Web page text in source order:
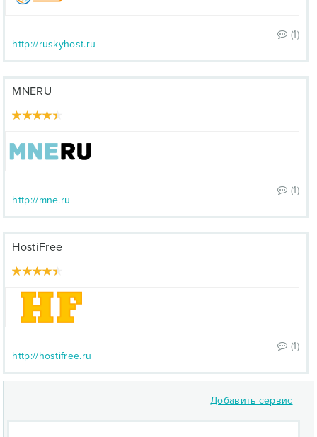
(1)
http://ruskyhost.ru
MNERU
(1)
http://mne.ru
HostiFree
(1)
http://hostifree.ru
Добавить сервис